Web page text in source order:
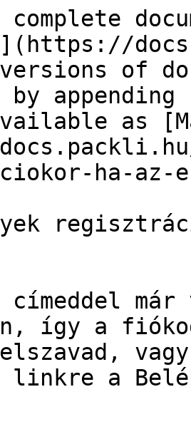
versions of
as
ha-az-
címeddel
így a